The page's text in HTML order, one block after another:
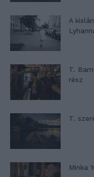
A
T.
rész
T.
Minka